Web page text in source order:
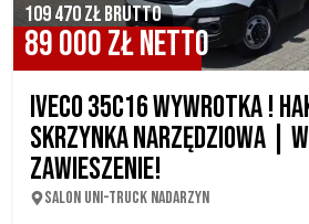
89 000 ZŁ NETTO
109 470 ZŁ BRUTTO
IVECO 35C16 WYWROTKA !
SKRZYNKA NARZĘDZIOWA |
ZAWIESZENIE!
SALON UNI-TRUCK NADARZYN